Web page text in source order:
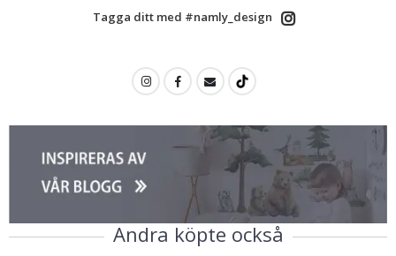
Tagga ditt med #namly_design
Andra köpte också